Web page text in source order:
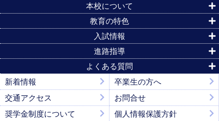
本校について
教育の特色
入試情報
進路指導
よくある質問
新着情報
卒業生の方へ
交通アクセス
お問合せ
奨学金制度について
個人情報保護方針